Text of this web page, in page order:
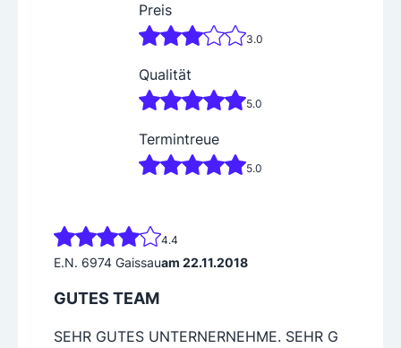
Preis
3.0
Qualität
5.0
Termintreue
5.0
4.4
E.N. 6974 Gaissauam 22.11.2018
GUTES TEAM
SEHR GUTES UNTERNERNEHME. SEHR G